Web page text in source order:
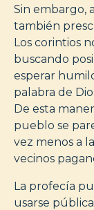
Sin embargo,
también
Los corintios
buscando
esperar
palabra de
De esta
pueblo se
vez menos a
vecinos
La profecía
usarse